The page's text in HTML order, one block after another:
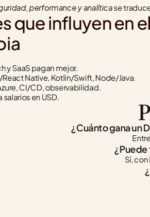
performance y analítica se
que influyen en
y SaaS pagan mejor.
Native, Kotlin/Swift, Node/Java.
CI/CD, observabilidad.
salarios en USD.
¿Cuánto gana un
Sí,